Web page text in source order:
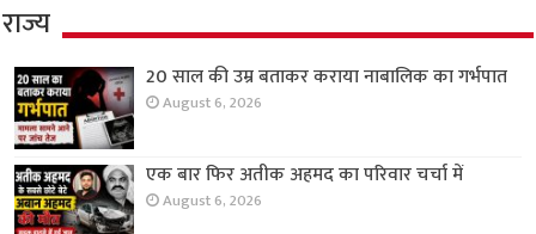
राज्य
20 साल की उम्र बताकर कराया नाबालिक का गर्भपात
August 6, 2026
एक बार फिर अतीक अहमद का परिवार चर्चा में
August 6, 2026